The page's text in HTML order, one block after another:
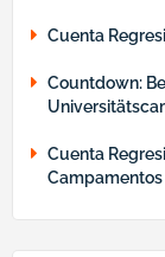
Cuenta
Countdown:
Cuenta